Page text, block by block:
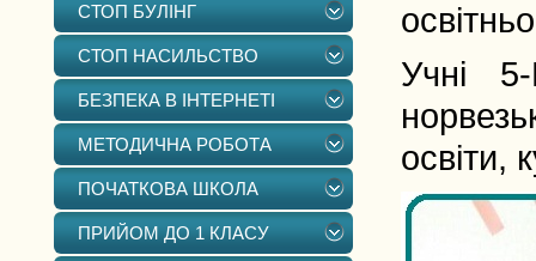
СТОП БУЛІНГ
СТОП НАСИЛЬСТВО
БЕЗПЕКА В ІНТЕРНЕТІ
МЕТОДИЧНА РОБОТА
ПОЧАТКОВА ШКОЛА
ПРИЙОМ ДО 1 КЛАСУ
Учні
освіти,